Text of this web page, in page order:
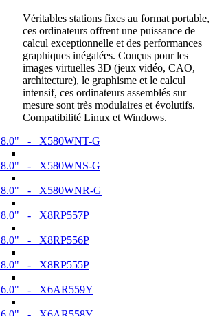
Véritables stations fixes au format portable,
ces ordinateurs offrent une puissance de
calcul exceptionnelle et des performances
graphiques inégalées. Conçus pour les
images virtuelles 3D (jeux vidéo, CAO,
architecture), le graphisme et le calcul
intensif, ces ordinateurs assemblés sur
mesure sont très modulaires et évolutifs.
Compatibilité Linux et Windows.
- X580WNT-G
- X580WNS-G
- X580WNR-G
- X8RP557P
- X8RP556P
- X8RP555P
- X6AR559Y